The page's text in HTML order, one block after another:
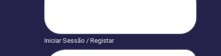
Iniciar Sessão / Registar